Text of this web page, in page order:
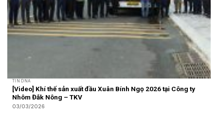
TIN DNA
[Video] Khí thế sản xuất đầu Xuân Bính Ngọ 2026 tại Công ty
Nhôm Đắk Nông – TKV
03/03/2026